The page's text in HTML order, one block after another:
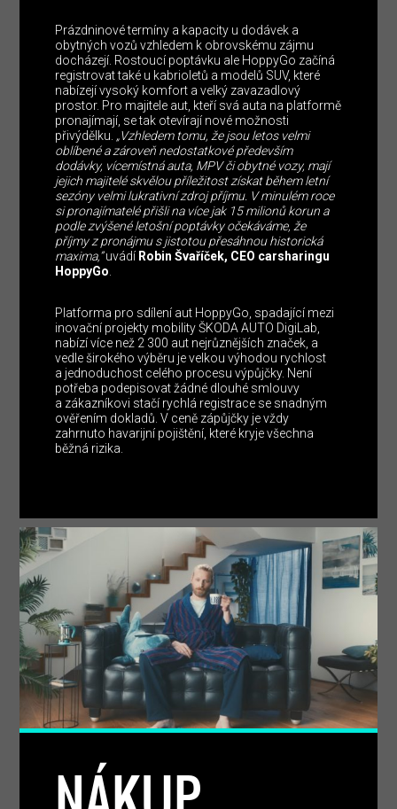
Prázdninové termíny a kapacity u dodávek a
obytných vozů vzhledem k obrovskému zájmu
docházejí. Rostoucí poptávku ale HoppyGo začíná
registrovat také u kabrioletů a modelů SUV, které
nabízejí vysoký komfort a velký zavazadlový
prostor. Pro majitele aut, kteří svá auta na platformě
pronajímají, se tak otevírají nové možnosti
přivýdělku. „Vzhledem tomu, že jsou letos velmi
oblíbené a zároveň nedostatkové především
dodávky, vícemístná auta, MPV či obytné vozy, mají
jejich majitelé skvělou příležitost získat během letní
sezóny velmi lukrativní zdroj příjmu. V minulém roce
si pronajímatelé přišli na více jak 15 milionů korun a
podle zvýšené letošní poptávky očekáváme, že
příjmy z pronájmu s jistotou přesáhnou historická
maxima,”uvádí Robin Švaříček, CEO carsharingu
HoppyGo.
Platforma pro sdílení aut HoppyGo, spadající mezi
inovační projekty mobility ŠKODA AUTO DigiLab,
nabízí více než 2 300 aut nejrůznějších značek, a
vedle širokého výběru je velkou výhodou rychlost
a jednoduchost celého procesu výpůjčky. Není
potřeba podepisovat žádné dlouhé smlouvy
a zákazníkovi stačí rychlá registrace se snadným
ověřením dokladů. V ceně zápůjčky je vždy
zahrnuto havarijní pojištění, které kryje všechna
běžná rizika.